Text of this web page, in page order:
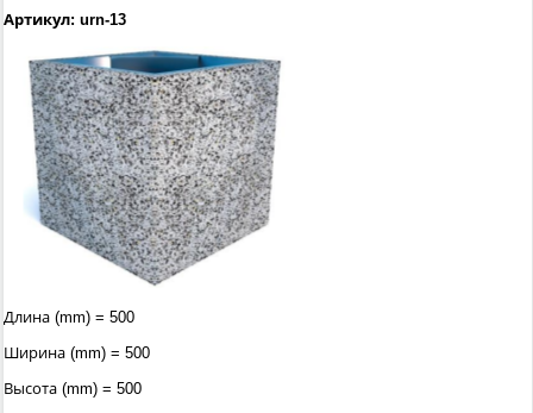
Артикул: urn-13
Длина (mm) = 500
Ширина (mm) = 500
Высота (mm) = 500